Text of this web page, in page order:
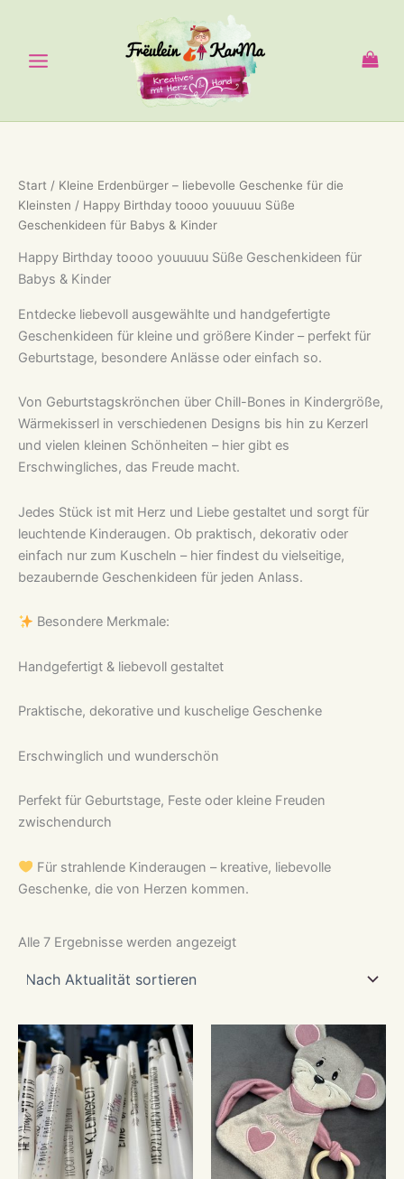
springen
Start / Kleine Erdenbürger – liebevolle Geschenke für die
Kleinsten / Happy Birthday toooo youuuuu Süße
Geschenkideen für Babys & Kinder
Happy Birthday toooo youuuuu Süße Geschenkideen für
Babys & Kinder
Entdecke liebevoll ausgewählte und handgefertigte
Geschenkideen für kleine und größere Kinder – perfekt für
Geburtstage, besondere Anlässe oder einfach so.
Von Geburtstagskrönchen über Chill-Bones in Kindergröße,
Wärmekisserl in verschiedenen Designs bis hin zu Kerzerl
und vielen kleinen Schönheiten – hier gibt es
Erschwingliches, das Freude macht.
Jedes Stück ist mit Herz und Liebe gestaltet und sorgt für
leuchtende Kinderaugen. Ob praktisch, dekorativ oder
einfach nur zum Kuscheln – hier findest du vielseitige,
bezaubernde Geschenkideen für jeden Anlass.
Besondere Merkmale:
Handgefertigt & liebevoll gestaltet
Praktische, dekorative und kuschelige Geschenke
Erschwinglich und wunderschön
Perfekt für Geburtstage, Feste oder kleine Freuden
zwischendurch
Für strahlende Kinderaugen – kreative, liebevolle
Geschenke, die von Herzen kommen.
Alle 7 Ergebnisse werden angezeigtNach